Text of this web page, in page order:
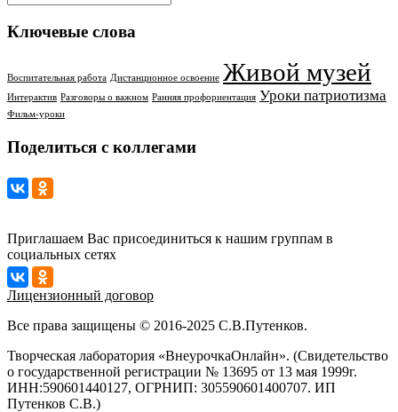
Ключевые слова
Воспитательная работа Дистанционное освоение Живой музей
Интерактив Разговоры о важном Ранняя профориентация Уроки патриотизма
Фильм-уроки
Поделиться с коллегами
Приглашаем Вас присоединиться к нашим группам в
социальных сетях
Лицензионный договор
Все права защищены © 2016-2025 С.В.Путенков.
Творческая лаборатория «ВнеурочкаОнлайн». (Свидетельство
о государственной регистрации № 13695 от 13 мая 1999г.
ИНН:590601440127, ОГРНИП: 305590601400707. ИП
Путенков С.В.)